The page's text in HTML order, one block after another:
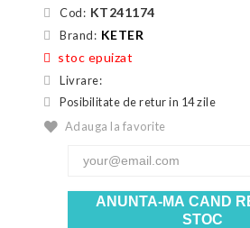
Cod: KT241174
Brand: KETER
stoc epuizat
Livrare:
Posibilitate de retur in 14 zile
Adauga la favorite
ANUNTA-MA CAND
STOC